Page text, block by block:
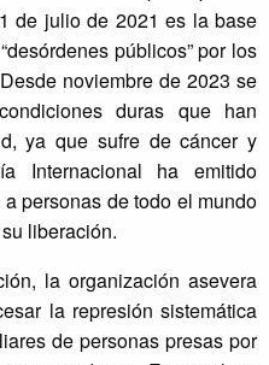
de julio de 2021 es la base
públicos” por los
noviembre de 2023 se
duras que han
ya que sufre de cáncer y
Internacional ha emitido
personas de todo el mundo
liberación.
la organización asevera
la represión sistemática
de personas presas por